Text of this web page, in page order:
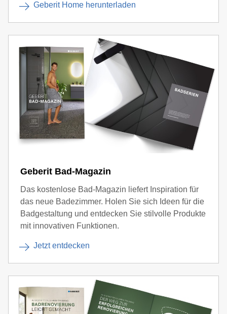
Geberit Home herunterladen
Geberit Bad-Magazin
Das kostenlose Bad-Magazin liefert Inspiration für
das neue Badezimmer. Holen Sie sich Ideen für die
Badgestaltung und entdecken Sie stilvolle Produkte
mit innovativen Funktionen.
Jetzt entdecken